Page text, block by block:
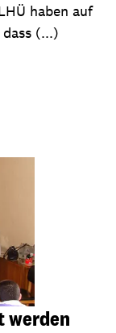
haben auf
(...)
werden